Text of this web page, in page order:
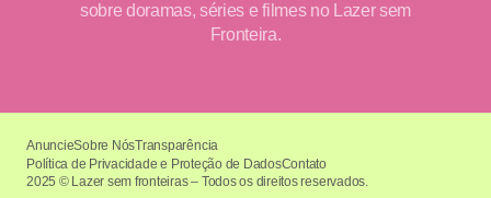
sobre doramas, séries e filmes no Lazer sem
Fronteira.
2025 © Lazer sem fronteiras – Todos os direitos reservados.
AnuncieSobre NósTransparência
Política de Privacidade e Proteção de DadosContato